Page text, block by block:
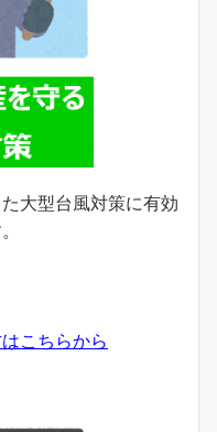
大型台風対策に有効
こちらから